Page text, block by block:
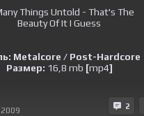
Metalcore / Post-Hardcore
Размер: 16,8 mb [mp4]
2